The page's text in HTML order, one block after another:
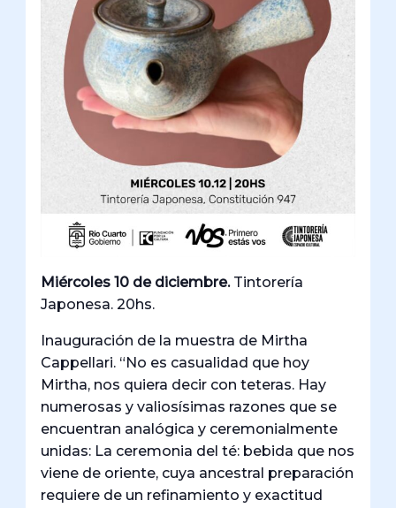
Miércoles 10 de diciembre.Tintorería
Japonesa. 20hs.
Inauguración de la muestra de Mirtha
Cappellari. “No es casualidad que hoy
Mirtha, nos quiera decir con teteras. Hay
numerosas y valiosísimas razones que se
encuentran analógica y ceremonialmente
unidas: La ceremonia del té: bebida que nos
viene de oriente, cuya ancestral preparación
requiere de un refinamiento y exactitud